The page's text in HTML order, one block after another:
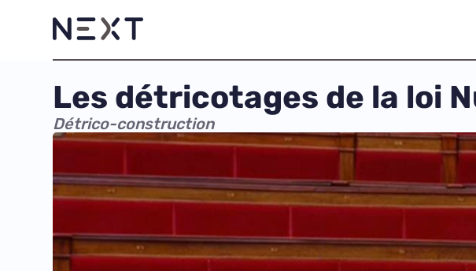
Les détricotages de la loi
Détrico-construction